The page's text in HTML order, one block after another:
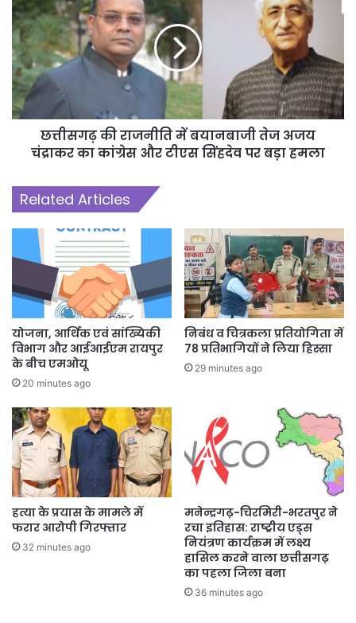
छत्तीसगढ़ की राजनीति में बयानबाजी तेज अजय
चंद्राकर का कांग्रेस और टीएस सिंहदेव पर बड़ा हमला
Related Articles
योजना, आर्थिक एवं सांख्यिकी
विभाग और आईआईएम रायपुर
के बीच एमओयू
20 minutes ago
निबंध व चित्रकला प्रतियोगिता में
78 प्रतिभागियों ने लिया हिस्सा
29 minutes ago
हत्या के प्रयास के मामले में
फरार आरोपी गिरफ्तार
32 minutes ago
मनेन्द्रगढ़-चिरमिरी-भरतपुर ने
रचा इतिहास: राष्ट्रीय एड्स
नियंत्रण कार्यक्रम में लक्ष्य
हासिल करने वाला छत्तीसगढ़
का पहला जिला बना
36 minutes ago